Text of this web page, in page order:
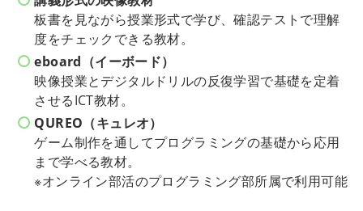
板書を見ながら授業形式で学び、確認テストで理解
度をチェックできる教材。
eboard（イーボード）
映像授業とデジタルドリルの反復学習で基礎を定着
させるICT教材。
QUREO（キュレオ）
ゲーム制作を通してプログラミングの基礎から応用
まで学べる教材。
※オンライン部活のプログラミング部所属で利用可能